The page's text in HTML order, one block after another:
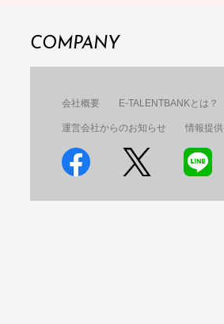
COMPANY
会社概要 E-TALENTBANKとは？
運営会社からのお知らせ 情報提